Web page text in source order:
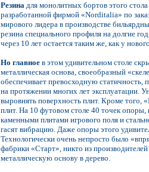
Резина для монолитных бортов этого
разработанной фирмой «Norditalia» по
мирового лидера в производстве
резина специального профиля на долгие
через 10 лет остается таким же, как у
Но главное в этом удивительном столе
металлическая основа, своеобразный
обеспечивает превосходную
на протяжении многих лет эксплуатации.
выровнять поверхность плит. Кроме того,
плит. На 10 футовом столе 40 точек
каменными плитами игрового поля и
гасят вибрацию. Даже опоры этого
Технологически очень непросто было
фабрики «Старт», никто из
металлическую основу в дерево.